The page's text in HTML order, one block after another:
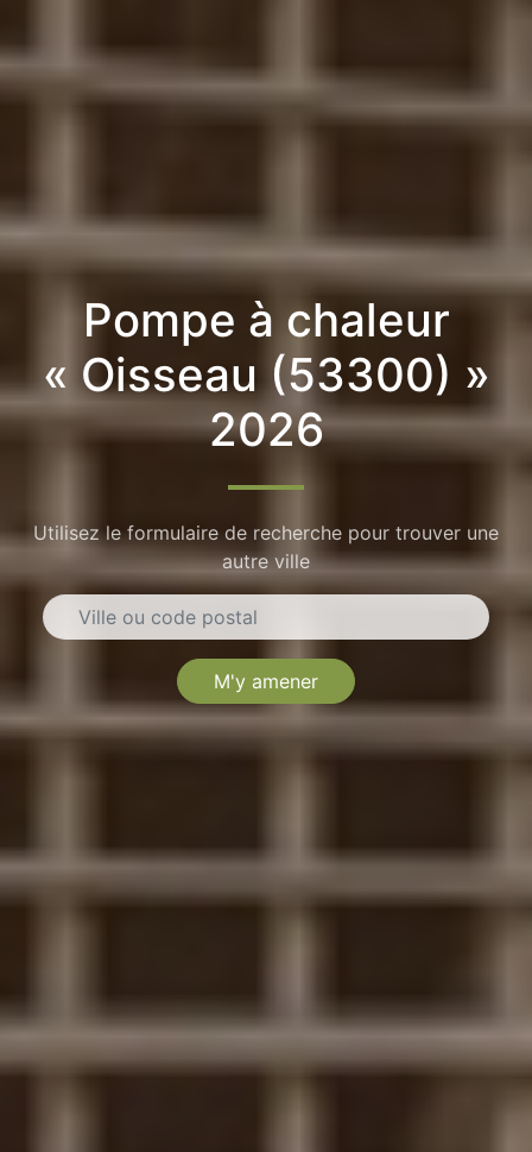
Pompe à chaleur
« Oisseau (53300) »
2026
Utilisez le formulaire de recherche pour trouver une
autre ville
M'y amener